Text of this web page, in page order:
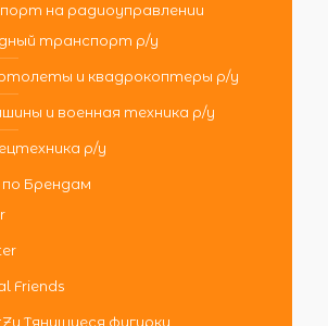
на радиоуправлении
транспорт р/у
и квадрокоптеры р/у
и военная техника р/у
р/у
Брендам
Friends
Тянущиеся фигурки